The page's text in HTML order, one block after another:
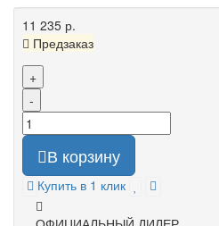
11 235 р.
Предзаказ
+
-
В корзину
Купить в 1 клик